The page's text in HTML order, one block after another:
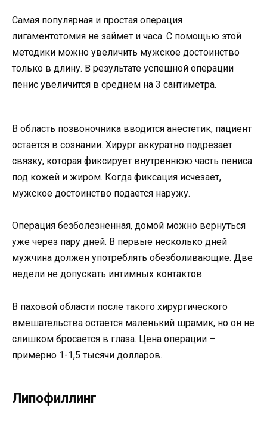
Самая популярная и простая операция
лигаментотомия не займет и часа. С помощью этой
методики можно увеличить мужское достоинство
только в длину. В результате успешной операции
пенис увеличится в среднем на 3 сантиметра.
В область позвоночника вводится анестетик, пациент
остается в сознании. Хирург аккуратно подрезает
связку, которая фиксирует внутреннюю часть пениса
под кожей и жиром. Когда фиксация исчезает,
мужское достоинство подается наружу.
Операция безболезненная, домой можно вернуться
уже через пару дней. В первые несколько дней
мужчина должен употреблять обезболивающие. Две
недели не допускать интимных контактов.
В паховой области после такого хирургического
вмешательства остается маленький шрамик, но он не
слишком бросается в глаза. Цена операции –
примерно 1-1,5 тысячи долларов.
Липофиллинг